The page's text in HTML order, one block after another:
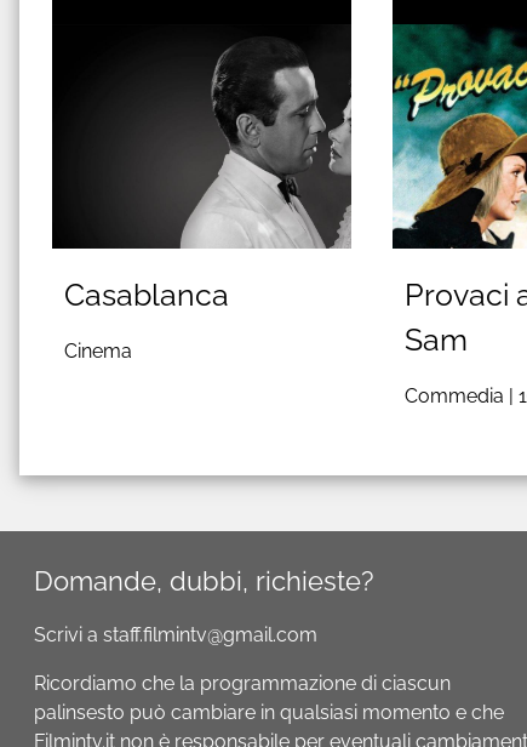
Casablanca
Cinema
Provaci
Sam
Commedia |
Domande, dubbi, richieste?
Scrivi a staff.filmintv@gmail.com
Ricordiamo che la programmazione di ciascun
palinsesto può cambiare in qualsiasi momento e che
Filmintv.it non è responsabile per eventuali